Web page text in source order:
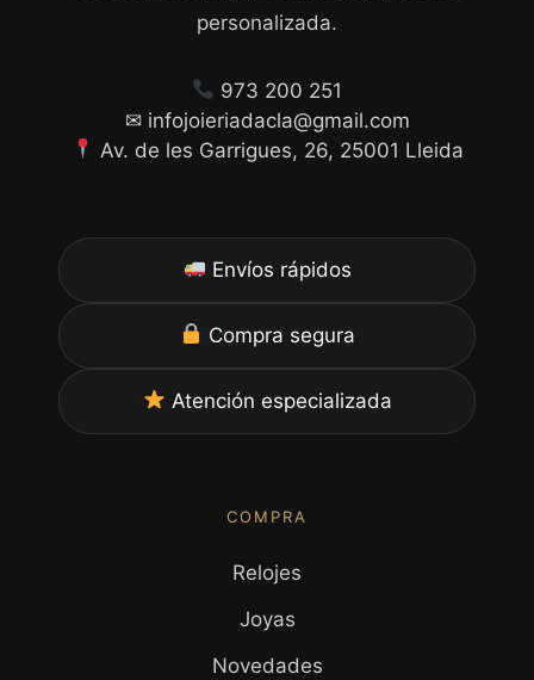
personalizada.
973 200 251
✉ infojoieriadacla@gmail.com
Av. de les Garrigues, 26, 25001 Lleida
Envíos rápidos
Compra segura
Atención especializada
COMPRA
Relojes
Joyas
Novedades